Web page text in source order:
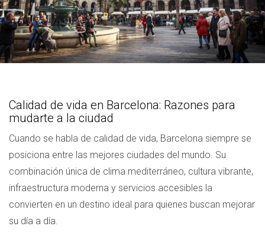
Calidad de vida en Barcelona: Razones para
mudarte a la ciudad
Cuando se habla de calidad de vida, Barcelona siempre se
posiciona entre las mejores ciudades del mundo. Su
combinación única de clima mediterráneo, cultura vibrante,
infraestructura moderna y servicios accesibles la
convierten en un destino ideal para quienes buscan mejorar
su día a día.